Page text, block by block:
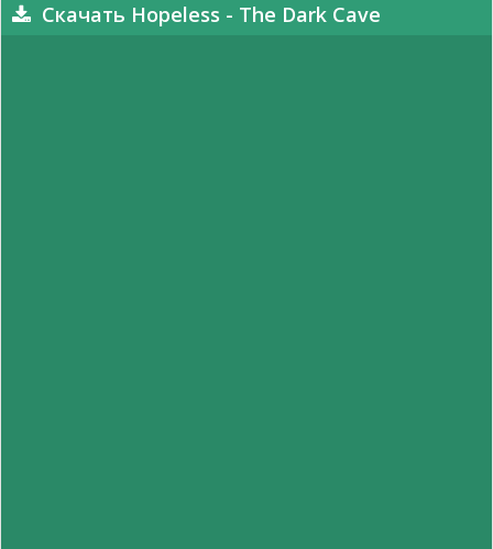
Скачать Hopeless - The Dark Cave